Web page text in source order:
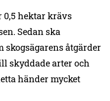
0,5 hektar krävs
Sedan ska
skogsägarens åtgärder
skyddade arter och
händer mycket